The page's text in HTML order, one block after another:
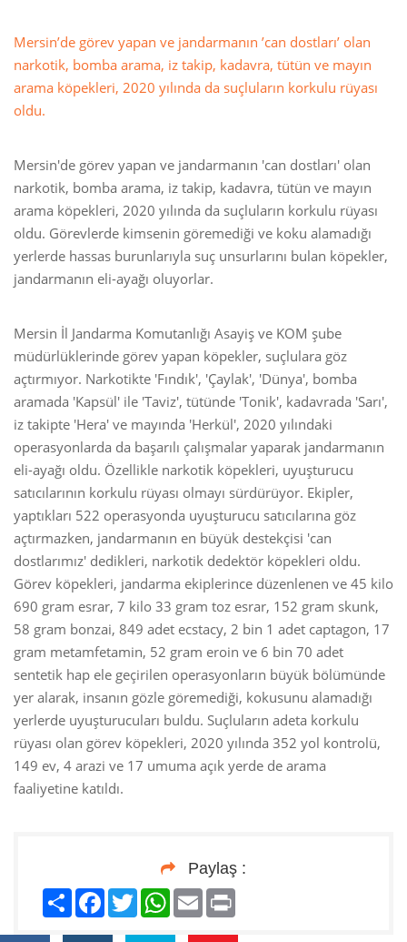
Mersin’de görev yapan ve jandarmanın ’can dostları’ olan
narkotik, bomba arama, iz takip, kadavra, tütün ve mayın
arama köpekleri, 2020 yılında da suçluların korkulu rüyası
oldu.
Mersin'de görev yapan ve jandarmanın 'can dostları' olan
narkotik, bomba arama, iz takip, kadavra, tütün ve mayın
arama köpekleri, 2020 yılında da suçluların korkulu rüyası
oldu. Görevlerde kimsenin göremediği ve koku alamadığı
yerlerde hassas burunlarıyla suç unsurlarını bulan köpekler,
jandarmanın eli-ayağı oluyorlar.
Mersin İl Jandarma Komutanlığı Asayiş ve KOM şube
müdürlüklerinde görev yapan köpekler, suçlulara göz
açtırmıyor. Narkotikte 'Fındık', 'Çaylak', 'Dünya', bomba
aramada 'Kapsül' ile 'Taviz', tütünde 'Tonik', kadavrada 'Sarı',
iz takipte 'Hera' ve mayında 'Herkül', 2020 yılındaki
operasyonlarda da başarılı çalışmalar yaparak jandarmanın
eli-ayağı oldu. Özellikle narkotik köpekleri, uyuşturucu
satıcılarının korkulu rüyası olmayı sürdürüyor. Ekipler,
yaptıkları 522 operasyonda uyuşturucu satıcılarına göz
açtırmazken, jandarmanın en büyük destekçisi 'can
dostlarımız' dedikleri, narkotik dedektör köpekleri oldu.
Görev köpekleri, jandarma ekiplerince düzenlenen ve 45 kilo
690 gram esrar, 7 kilo 33 gram toz esrar, 152 gram skunk,
58 gram bonzai, 849 adet ecstacy, 2 bin 1 adet captagon, 17
gram metamfetamin, 52 gram eroin ve 6 bin 70 adet
sentetik hap ele geçirilen operasyonların büyük bölümünde
yer alarak, insanın gözle göremediği, kokusunu alamadığı
yerlerde uyuşturucuları buldu. Suçluların adeta korkulu
rüyası olan görev köpekleri, 2020 yılında 352 yol kontrolü,
149 ev, 4 arazi ve 17 umuma açık yerde de arama
faaliyetine katıldı.
Paylaş :
PaylaşFacebook
TwitterWhatsApp
Email